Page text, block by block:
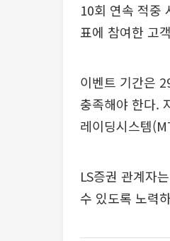
10회 연속 적중
표에 참여한 고
이벤트 기간은
충족해야 한다.
레이딩시스템
LS증권 관계자
수 있도록 노력